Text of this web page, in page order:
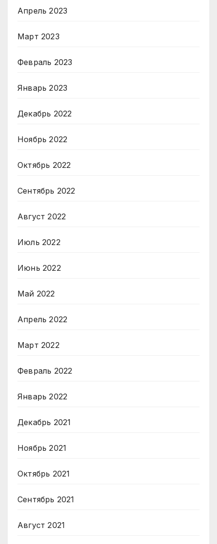
Апрель 2023
Март 2023
Февраль 2023
Январь 2023
Декабрь 2022
Ноябрь 2022
Октябрь 2022
Сентябрь 2022
Август 2022
Июль 2022
Июнь 2022
Май 2022
Апрель 2022
Март 2022
Февраль 2022
Январь 2022
Декабрь 2021
Ноябрь 2021
Октябрь 2021
Сентябрь 2021
Август 2021